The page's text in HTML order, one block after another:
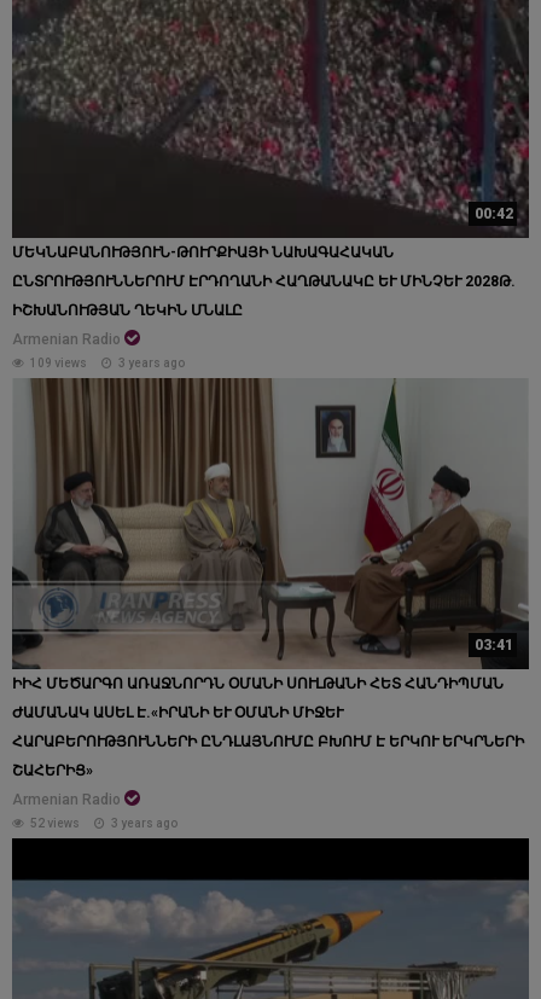
00:42
ՄԵԿՆԱԲԱՆՈՒԹՅՈՒՆ-ԹՈՒՐՔԻԱՅԻ ՆԱԽԱԳԱՀԱԿԱՆ
ԸՆՏՐՈՒԹՅՈՒՆՆԵՐՈՒՄ ԷՐԴՈՂԱՆԻ ՀԱՂԹԱՆԱԿԸ ԵՒ ՄԻՆՉԵՒ 2028Թ. ԻՇ
ԽԱՆՈՒԹՅԱՆ ՂԵԿԻՆ ՄՆԱԼԸ
Armenian Radio
109 views 3 years ago
03:41
ԻԻՀ ՄԵԾԱՐԳՈ ԱՌԱՋՆՈՐԴՆ ՕՄԱՆԻ ՍՈՒԼԹԱՆԻ ՀԵՏ ՀԱՆԴԻՊՄԱՆ
ԺԱՄԱՆԱԿ ԱՍԵԼ Է.«ԻՐԱՆԻ ԵՒ ՕՄԱՆԻ ՄԻՋԵՒ ՀԱ
ՐԱԲԵՐՈՒԹՅՈՒՆՆԵՐԻ ԸՆԴԼԱՅՆՈՒՄԸ ԲԽՈՒՄ Է ԵՐԿՈՒ ԵՐԿՐՆԵՐԻ ՇԱ
ՀԵՐԻՑ»
Armenian Radio
52 views 3 years ago